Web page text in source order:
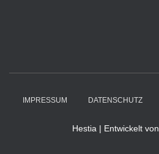
IMPRESSUM DATENSCHUTZ
Hestia | Entwickelt von